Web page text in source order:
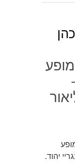
מופע
יהוד.